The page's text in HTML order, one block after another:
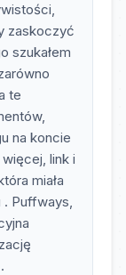
zaskoczyć
szukałem
te
na koncie
link i
miała
Puffways,